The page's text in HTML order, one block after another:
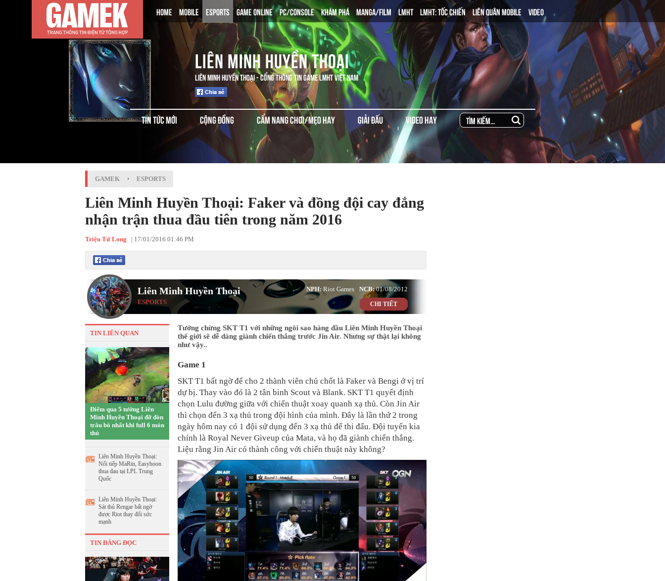
HOME MOBILE ESPORTS GAME ONLINE PC/CONSOLE KHÁM PHÁ MANGA/FILM LMHT LMHT: TỐC CHIẾN LIÊN QUÂN MOBILE VIDEO
LIÊN MINH HUYỀN THOẠI
LIÊN MINH HUYỀN THOẠI - CỔNG THÔNG TIN GAME LMHT VIỆT NAM
TIN TỨC MỚI CỘNG ĐỒNG CẨM NANG CHƠI/MẸO HAY GIẢI ĐẤU VIDEO HAY
GAMEK › ESPORTS
Liên Minh Huyền Thoại: Faker và đồng đội cay đắng
nhận trận thua đầu tiên trong năm 2016
Triệu Tử Long | 17/01/2016 01:46 PM
Liên Minh Huyền Thoại
ESPORTS
01/08/2012
NCB:
Riot Games
NPH:
CHI TIẾT
TIN LIÊN QUAN
Điểm qua 5 tướng Liên
Minh Huyền Thoại đỡ đòn
trâu bò nhất khi full 6 món
thủ
Liên Minh Huyền Thoại:
Nối tiếp MaRin, Easyhoon
thua đau tại LPL Trung
Quốc
Liên Minh Huyền Thoại:
Sát thủ Rengar bất ngờ
được Riot thay đổi sức
mạnh
TIN ĐÁNG ĐỌC
Tưởng chừng SKT T1 với những ngôi sao hàng đầu Liên Minh Huyền Thoại
thế giới sẽ dễ dàng giành chiến thắng trước Jin Air. Nhưng sự thật lại không
như vậy..
Game 1
SKT T1 bất ngờ để cho 2 thành viên chủ chốt là Faker và Bengi ở vị trí
dự bị. Thay vào đó là 2 tân binh Scout và Blank. SKT T1 quyết định
chọn Lulu đường giữa với chiến thuật xoay quanh xạ thủ. Còn Jin Air
thì chọn đến 3 xạ thủ trong đội hình của mình. Đây là lần thứ 2 trong
ngày hôm nay có 1 đội sử dụng đến 3 xạ thủ để thi đấu. Đội tuyển kia
chính là Royal Never Giveup của Mata, và họ đã giành chiến thắng.
Liệu rằng Jin Air có thành công với chiến thuật này không?